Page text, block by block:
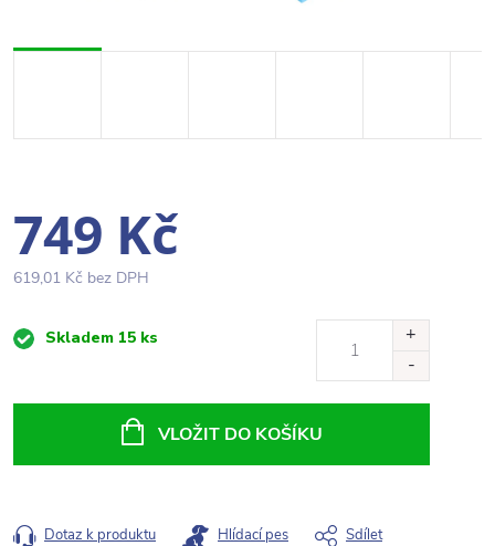
749 Kč
619,01 Kč bez DPH
MěrnáSkladem 15 ks
VLOŽIT DO KOŠÍKU
Dotaz k produktu Hlídací pes Sdílet